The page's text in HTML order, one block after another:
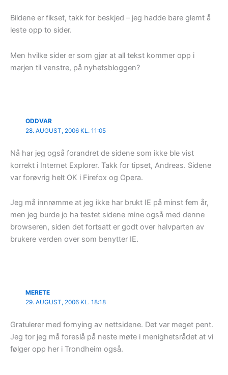
Bildene er fikset, takk for beskjed – jeg hadde bare glemt å
leste opp to sider.
Men hvilke sider er som gjør at all tekst kommer opp i
marjen til venstre, på nyhetsbloggen?
ODDVAR
28. AUGUST, 2006 KL. 11:05
Nå har jeg også forandret de sidene som ikke ble vist
korrekt i Internet Explorer. Takk for tipset, Andreas. Sidene
var forøvrig helt OK i Firefox og Opera.
Jeg må innrømme at jeg ikke har brukt IE på minst fem år,
men jeg burde jo ha testet sidene mine også med denne
browseren, siden det fortsatt er godt over halvparten av
brukere verden over som benytter IE.
MERETE
29. AUGUST, 2006 KL. 18:18
Gratulerer med fornying av nettsidene. Det var meget pent.
Jeg tor jeg må foreslå på neste møte i menighetsrådet at vi
følger opp her i Trondheim også.